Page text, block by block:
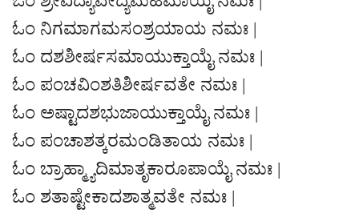
ಓಂ ನಿಗಮಾಗಮಸಂಶ್ರಯಾಯ ನಮಃ |
ಓಂ ದಶಶೀರ್ಷಸಮಾಯುಕ್ತಾಯೈ ನಮಃ |
ಓಂ ಪಂಚವಿಂಶತಿಶೀರ್ಷವತೇ ನಮಃ |
ಓಂ ಅಷ್ಟಾದಶಭುಜಾಯುಕ್ತಾಯೈ ನಮಃ |
ಓಂ ಪಂಚಾಶತ್ಕರಮಂಡಿತಾಯ ನಮಃ |
ಓಂ ಬ್ರಾಹ್ಮ್ಯಾದಿಮಾತೃಕಾರೂಪಾಯೈ ನಮಃ |
ಓಂ ಶತಾಷ್ಟೇಕಾದಶಾತ್ಮವತೇ ನಮಃ |